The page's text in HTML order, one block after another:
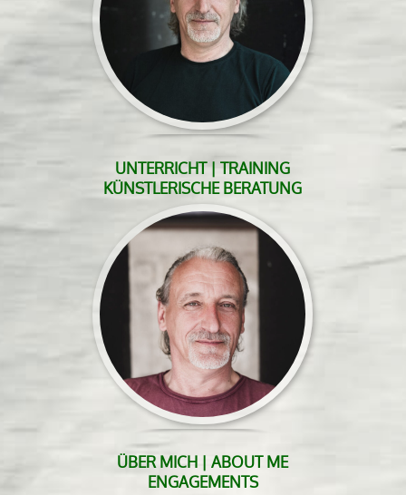
UNTERRICHT | TRAINING
KÜNSTLERISCHE BERATUNG
ÜBER MICH | ABOUT ME
ENGAGEMENTS